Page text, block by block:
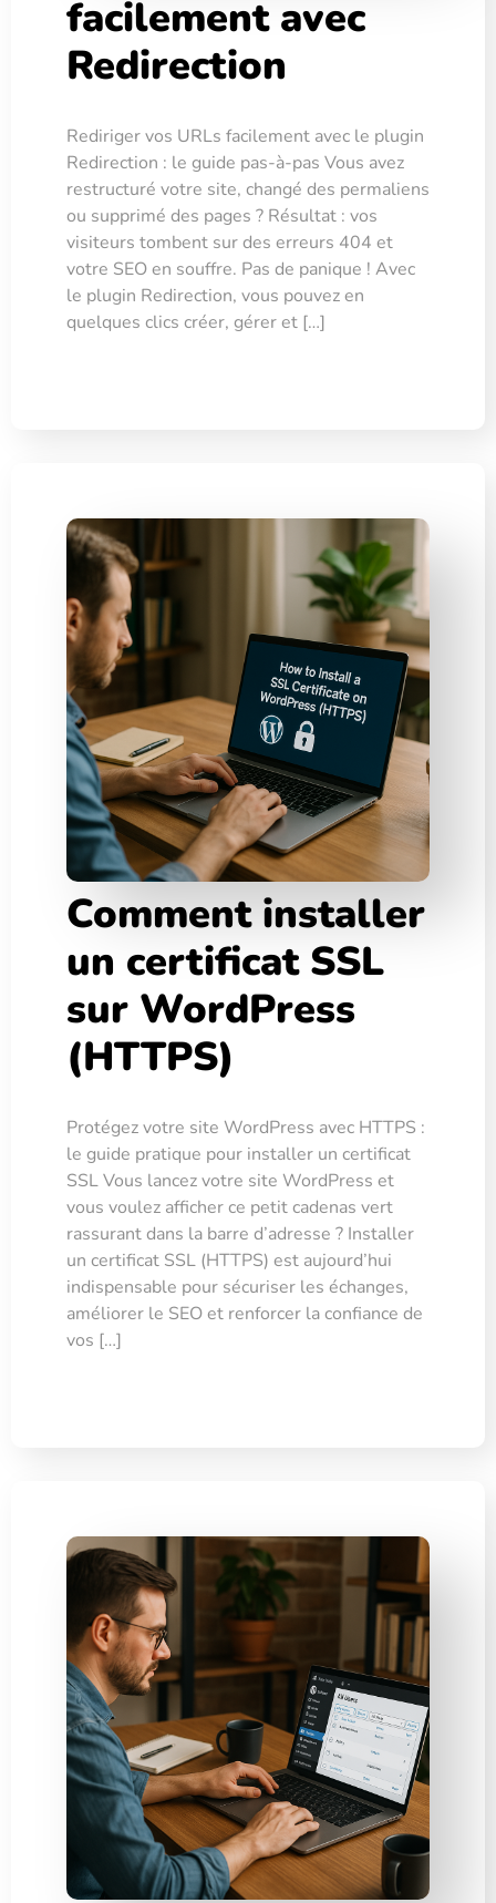
facilement avec
Redirection
Rediriger vos URLs facilement avec le plugin
Redirection : le guide pas-à-pas Vous avez
restructuré votre site, changé des permaliens
ou supprimé des pages ? Résultat : vos
visiteurs tombent sur des erreurs 404 et
votre SEO en souffre. Pas de panique ! Avec
le plugin Redirection, vous pouvez en
quelques clics créer, gérer et […]
Comment installer
un certificat SSL
sur WordPress
(HTTPS)
Protégez votre site WordPress avec HTTPS :
le guide pratique pour installer un certificat
SSL Vous lancez votre site WordPress et
vous voulez afficher ce petit cadenas vert
rassurant dans la barre d’adresse ? Installer
un certificat SSL (HTTPS) est aujourd’hui
indispensable pour sécuriser les échanges,
améliorer le SEO et renforcer la confiance de
vos […]